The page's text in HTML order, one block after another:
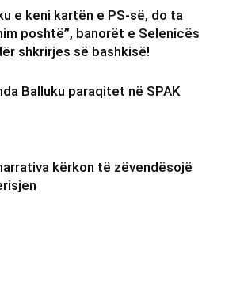
e keni kartën e PS-së, do ta
poshtë”, banorët e Selenicës
shkrirjes së bashkisë!
Balluku paraqitet në SPAK
kërkon të zëvendësojë